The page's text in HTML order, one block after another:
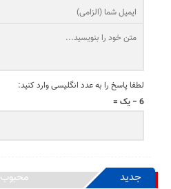
لطفا پاسخ را به عدد انگلیسی وارد کنید:
6 − یک =
جدید محبوب